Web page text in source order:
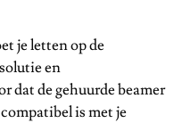
je letten op de
en
dat de gehuurde beamer
is met je